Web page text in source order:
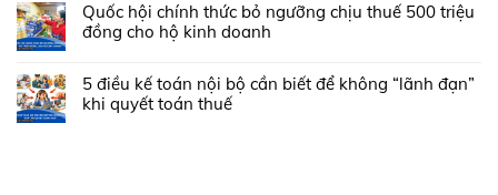
Quốc hội chính thức bỏ ngưỡng chịu thuế 500 triệu
đồng cho hộ kinh doanh
5 điều kế toán nội bộ cần biết để không “lãnh đạn”
khi quyết toán thuế